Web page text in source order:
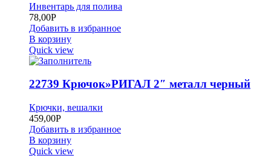
Инвентарь для полива
78,00Р
Добавить в избранное
В корзину
Quick view
22739 Крючок»РИГАЛ 2″ металл черный
Крючки, вешалки
459,00Р
Добавить в избранное
В корзину
Quick view